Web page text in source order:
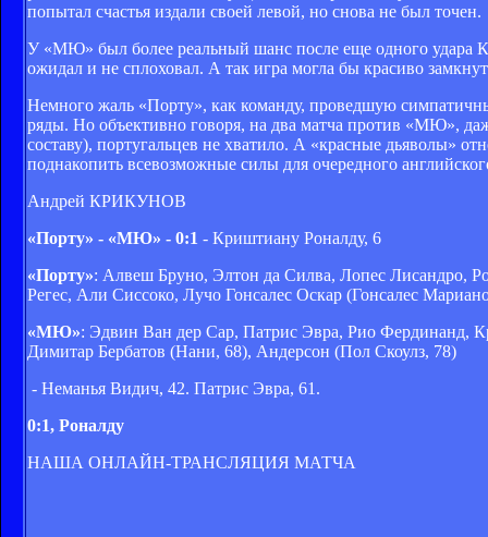
попытал счастья издали своей левой, но снова не был точен.
У «МЮ» был более реальный шанс после еще одного удара
ожидал и не сплоховал. А так игра могла бы красиво
Немного жаль «Порту», как команду, проведшую
ряды. Но объективно говоря, на два матча против «МЮ»,
составу), португальцев не хватило. А «красные дьяволы»
поднакопить всевозможные силы для очередного
Андрей КРИКУНОВ
«Порту» - «МЮ» - 0:1 - Криштиану Роналду, 6
«Порту»: Алвеш Бруно, Элтон да Силва, Лопес Лисандро,
Регес, Али Сиссоко, Лучо Гонсалес Оскар (Гонсалес
«МЮ»: Эдвин Ван дер Сар, Патрис Эвра, Рио Фердинанд,
Димитар Бербатов (Нани, 68), Андерсон (Пол Скоулз, 78)
- Неманья Видич, 42. Патрис Эвра, 61.
0:1, Роналду
НАША ОНЛАЙН-ТРАНСЛЯЦИЯ МАТЧА